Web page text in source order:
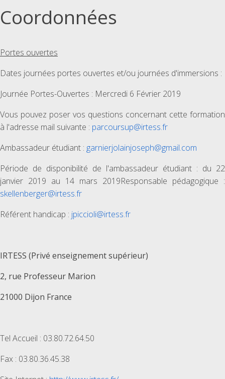
Coordonnées
Portes ouvertes
Dates journées portes ouvertes et/ou journées d'immersions :
Journée Portes-Ouvertes : Mercredi 6 Février 2019
Vous pouvez poser vos questions concernant cette formation
à l'adresse mail suivante : parcoursup@irtess.fr
Ambassadeur étudiant : garnierjolainjoseph@gmail.com
Période de disponibilité de l'ambassadeur étudiant : du 22
janvier 2019 au 14 mars 2019Responsable pédagogique :
skellenberger@irtess.fr
Référent handicap : jpiccioli@irtess.fr
IRTESS (Privé enseignement supérieur)
2, rue Professeur Marion
21000 Dijon France
Tel Accueil : 03.80.72.64.50
Fax : 03.80.36.45.38